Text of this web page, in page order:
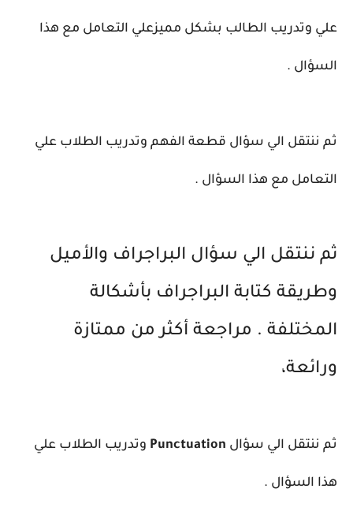
علي وتدريب الطالب بشكل مميزعلي التعامل مع هذا
السؤال .
ثم ننتقل الي سؤال قطعة الفهم وتدريب الطلاب علي
التعامل مع هذا السؤال .
ثم ننتقل الي سؤال البراجراف والأميل
وطريقة كتابة البراجراف بأشكالة
المختلفة . مراجعة أكثر من ممتازة
ورائعة،
ثم ننتقل الي سؤال Punctuation وتدريب الطلاب علي
هذا السؤال .